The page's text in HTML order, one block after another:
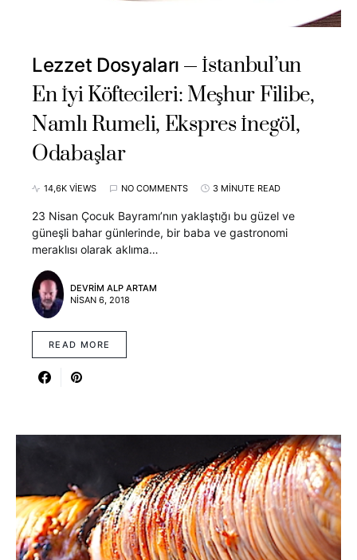
Lezzet Dosyaları
İstanbul’un
En İyi Köftecileri: Meşhur Filibe,
Namlı Rumeli, Ekspres İnegöl,
Odabaşlar
14,6K VIEWS NO COMMENTS 3 MINUTE READ
23 Nisan Çocuk Bayramı’nın yaklaştığı bu güzel ve
güneşli bahar günlerinde, bir baba ve gastronomi
meraklısı olarak aklıma…
DEVRIM ALP ARTAM
NISAN 6, 2018
READ MORE